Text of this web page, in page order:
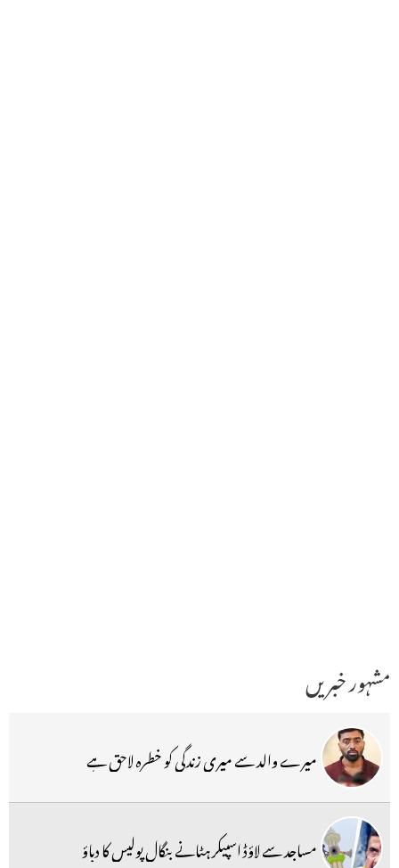
مشہور خبریں
میرے والد سے میری زندگی کو خطرہ لاحق ہے
مساجد سے لاؤڈ اسپیکر ہٹانے بنگال پولیس کا دباؤ